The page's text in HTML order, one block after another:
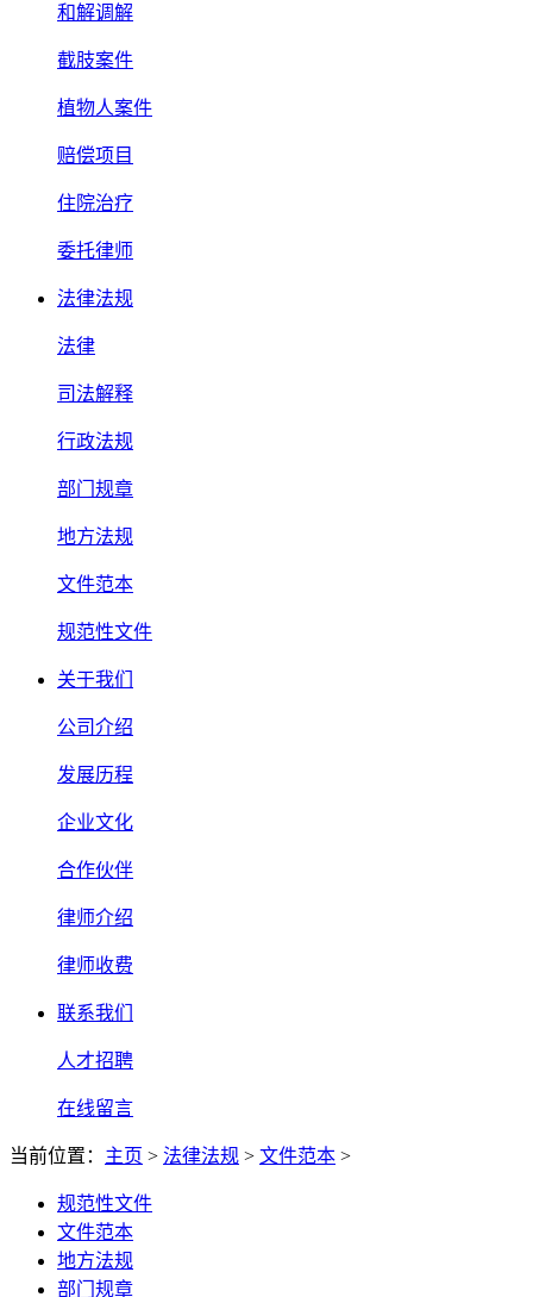
和解调解
截肢案件
植物人案件
赔偿项目
住院治疗
委托律师
法律法规
法律
司法解释
行政法规
部门规章
地方法规
文件范本
规范性文件
关于我们
公司介绍
发展历程
企业文化
合作伙伴
律师介绍
律师收费
联系我们
人才招聘
在线留言
当前位置： 主页 > 法律法规 > 文件范本 >
规范性文件
文件范本
地方法规
部门规章